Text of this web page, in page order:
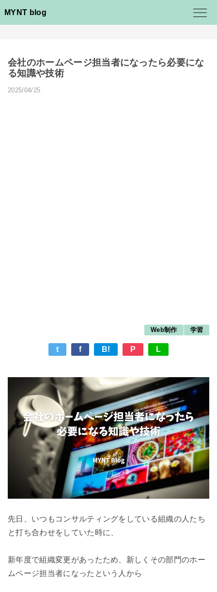
MYNT blog
会社のホームページ担当者になったら必要にな
る知識や技術
2025/04/25
Web制作 学習
t f B! P L
先日、いつもコンサルティングをしている組織の人たち
と打ち合わせをしていた時に、
新年度で組織変更があったため、新しくその部門のホー
ムページ担当者になったという人から